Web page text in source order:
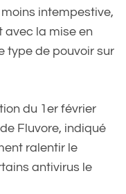
intempestive,
avec la mise en
type de pouvoir sur
du 1er février
Fluvore, indiqué
ralentir le
antivirus le